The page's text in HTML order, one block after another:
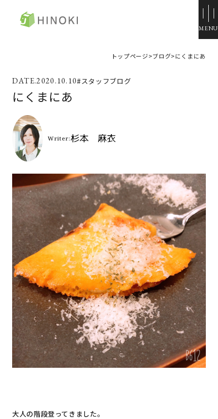
資料請求
施工例
トップページ
コンセプト
ZERO STYLE
コンフォート
コンフォート 間取一覧
コンフォート 設備・仕様一
覧
よくある質問
施工事例
お客様の声
リフォーム・
リノベーション
ハウジングモール倉敷
岡山支店
安江展示場
HINOラボ
来店・相談予約
イベント情報
建売・中古 物件情報
土地情報
土地無料査定
資料請求
スタッフブログ
ひのきちゃんねる
会社概要
スタッフ紹介
採用情報
お客様ご紹介制度
個人情報保護方針
SNSでも施工例やイベントの
最新情報を配信しています
トップページ>ブログ>にくまにあ
2020.10.10#スタッフブログ
にくまにあ
大人の階段登ってきました。